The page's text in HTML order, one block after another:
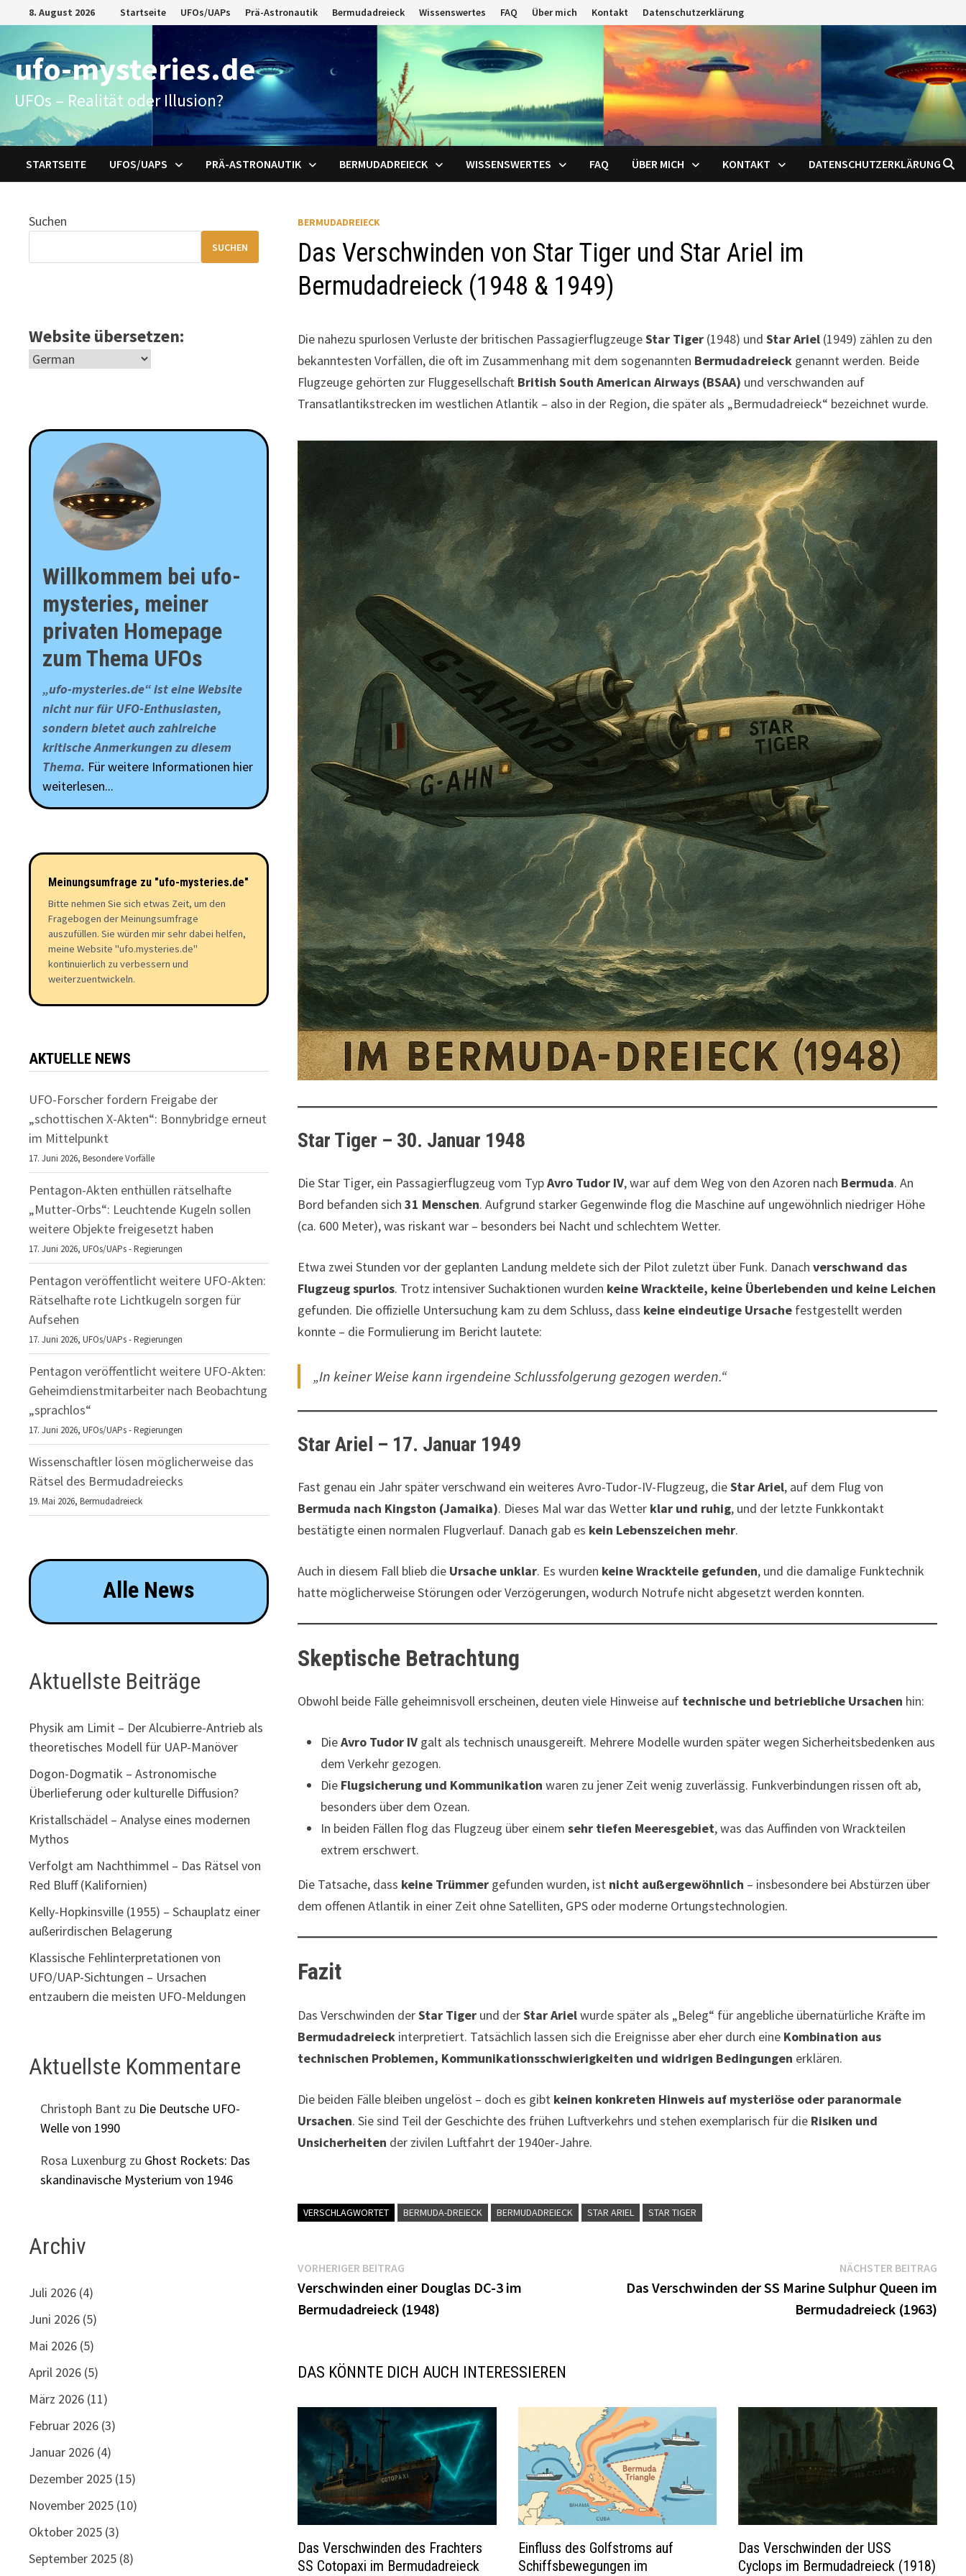
Inhalt
springen
8. August 2026 Startseite UFOs/UAPs Prä-Astronautik Bermudadreieck Wissenswertes FAQ Über mich Kontakt Datenschutzerklärung
ufo-mysteries.de
UFOs – Realität oder Illusion?
STARTSEITE UFOS/UAPS PRÄ-ASTRONAUTIK BERMUDADREIECK WISSENSWERTES FAQ ÜBER MICH KONTAKT DATENSCHUTZERKLÄRUNG
BERMUDADREIECK
Das Verschwinden von Star Tiger und Star Ariel im
Bermudadreieck (1948 & 1949)
Die nahezu spurlosen Verluste der britischen PassagierflugzeugeStar Tiger (1948) undStar Ariel (1949) zählen zu den
bekanntesten Vorfällen, die oft im Zusammenhang mit dem sogenannten Bermudadreieck genannt werden. Beide
Flugzeuge gehörten zur Fluggesellschaft British South American Airways (BSAA) und verschwanden auf
Transatlantikstrecken im westlichen Atlantik – also in der Region, die später als „Bermudadreieck“ bezeichnet wurde.
Star Tiger – 30. Januar 1948
Die Star Tiger, ein Passagierflugzeug vom TypAvro Tudor IV, war auf dem Weg von den Azoren nach Bermuda. An
Bord befanden sich31 Menschen. Aufgrund starker Gegenwinde flog die Maschine auf ungewöhnlich niedriger Höhe
(ca. 600 Meter), was riskant war – besonders bei Nacht und schlechtem Wetter.
Etwa zwei Stunden vor der geplanten Landung meldete sich der Pilot zuletzt über Funk. Danachverschwand das
Flugzeug spurlos. Trotz intensiver Suchaktionen wurden keine Wrackteile, keine Überlebenden und keine Leichen
gefunden. Die offizielle Untersuchung kam zu dem Schluss, dass keine eindeutige Ursache festgestellt werden
konnte – die Formulierung im Bericht lautete:
„In keiner Weise kann irgendeine Schlussfolgerung gezogen werden.“
Star Ariel – 17. Januar 1949
Fast genau ein Jahr später verschwand ein weiteres Avro-Tudor-IV-Flugzeug, dieStar Ariel, auf dem Flug von
Bermuda nach Kingston (Jamaika). Dieses Mal war das Wetter klar und ruhig, und der letzte Funkkontakt
bestätigte einen normalen Flugverlauf. Danach gab es kein Lebenszeichen mehr.
Auch in diesem Fall blieb die Ursache unklar. Es wurden keine Wrackteile gefunden, und die damalige Funktechnik
hatte möglicherweise Störungen oder Verzögerungen, wodurch Notrufe nicht abgesetzt werden konnten.
Skeptische Betrachtung
Obwohl beide Fälle geheimnisvoll erscheinen, deuten viele Hinweise auf technische und betriebliche Ursachen hin:
DieAvro Tudor IV galt als technisch unausgereift. Mehrere Modelle wurden später wegen Sicherheitsbedenken aus
dem Verkehr gezogen.
Die Flugsicherung und Kommunikation waren zu jener Zeit wenig zuverlässig. Funkverbindungen rissen oft ab,
besonders über dem Ozean.
In beiden Fällen flog das Flugzeug über einemsehr tiefen Meeresgebiet, was das Auffinden von Wrackteilen
extrem erschwert.
Die Tatsache, dass keine Trümmer gefunden wurden, ist nicht außergewöhnlich – insbesondere bei Abstürzen über
dem offenen Atlantik in einer Zeit ohne Satelliten, GPS oder moderne Ortungstechnologien.
Fazit
Das Verschwinden derStar Tiger und derStar Arielwurde später als „Beleg“ für angebliche übernatürliche Kräfte im
Bermudadreieck interpretiert. Tatsächlich lassen sich die Ereignisse aber eher durch eine Kombination aus
technischen Problemen, Kommunikationsschwierigkeiten und widrigen Bedingungen erklären.
Die beiden Fälle bleiben ungelöst – doch es gibt keinen konkreten Hinweis auf mysteriöse oder paranormale
Ursachen. Sie sind Teil der Geschichte des frühen Luftverkehrs und stehen exemplarisch für die Risiken und
Unsicherheiten der zivilen Luftfahrt der 1940er-Jahre.
VERSCHLAGWORTET BERMUDA-DREIECK BERMUDADREIECK STAR ARIEL STAR TIGER
Beitragsnavigation
VORHERIGER BEITRAG
Beitrag:
Verschwinden einer Douglas DC-3 im
Bermudadreieck (1948)
NÄCHSTER BEITRAG
Das Verschwinden der SS Marine Sulphur Queen im
Bermudadreieck (1963)
DAS KÖNNTE DICH AUCH INTERESSIEREN
Das Verschwinden des Frachters
SS Cotopaxi im Bermudadreieck
Einfluss des Golfstroms auf
Schiffsbewegungen im
Das Verschwinden der USS
Cyclops im Bermudadreieck (1918)
Suchen
SUCHEN
Website übersetzen:
Willkommem bei ufo-
mysteries, meiner
privaten Homepage
zum Thema UFOs
„ufo-mysteries.de“ ist eine Website
nicht nur für UFO-Enthusiasten,
sondern bietet auch zahlreiche
kritische Anmerkungen zu diesem
Thema. Für weitere Informationen hier
weiterlesen...
Meinungsumfrage zu "ufo-mysteries.de"
Bitte nehmen Sie sich etwas Zeit, um den
Fragebogen der Meinungsumfrage
auszufüllen. Sie würden mir sehr dabei helfen,
meine Website "ufo.mysteries.de"
kontinuierlich zu verbessern und
weiterzuentwickeln.
AKTUELLE NEWS
UFO-Forscher fordern Freigabe der
„schottischen X-Akten“: Bonnybridge erneut
im Mittelpunkt
17. Juni 2026,Besondere Vorfälle
Pentagon-Akten enthüllen rätselhafte
„Mutter-Orbs“: Leuchtende Kugeln sollen
weitere Objekte freigesetzt haben
17. Juni 2026,UFOs/UAPs - Regierungen
Pentagon veröffentlicht weitere UFO-Akten:
Rätselhafte rote Lichtkugeln sorgen für
Aufsehen
17. Juni 2026,UFOs/UAPs - Regierungen
Pentagon veröffentlicht weitere UFO-Akten:
Geheimdienstmitarbeiter nach Beobachtung
„sprachlos“
17. Juni 2026,UFOs/UAPs - Regierungen
Wissenschaftler lösen möglicherweise das
Rätsel des Bermudadreiecks
19. Mai 2026,Bermudadreieck
Alle News
Aktuellste Beiträge
Physik am Limit – Der Alcubierre-Antrieb als
theoretisches Modell für UAP-Manöver
Dogon-Dogmatik – Astronomische
Überlieferung oder kulturelle Diffusion?
Kristallschädel – Analyse eines modernen
Mythos
Verfolgt am Nachthimmel – Das Rätsel von
Red Bluff (Kalifornien)
Kelly-Hopkinsville (1955) – Schauplatz einer
außerirdischen Belagerung
Klassische Fehlinterpretationen von
UFO/UAP-Sichtungen – Ursachen
entzaubern die meisten UFO-Meldungen
Aktuellste Kommentare
Christoph Bant zu Die Deutsche UFO-
Welle von 1990
Rosa Luxenburg zu Ghost Rockets: Das
skandinavische Mysterium von 1946
Archiv
Juli 2026 (4)
Juni 2026 (5)
Mai 2026 (5)
April 2026 (5)
März 2026 (11)
Februar 2026 (3)
Januar 2026 (4)
Dezember 2025 (15)
November 2025 (10)
Oktober 2025 (3)
September 2025 (8)